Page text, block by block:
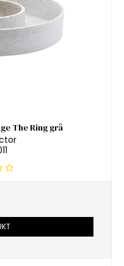
The Ring grå